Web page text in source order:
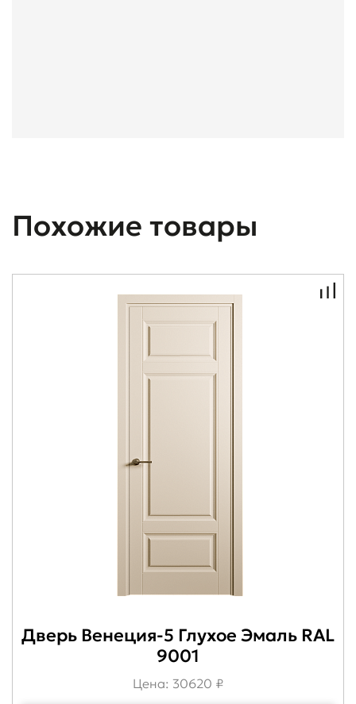
Похожие товары
Дверь Венеция-5 Глухое Эмаль RAL
9001
Цена: 30620 ₽